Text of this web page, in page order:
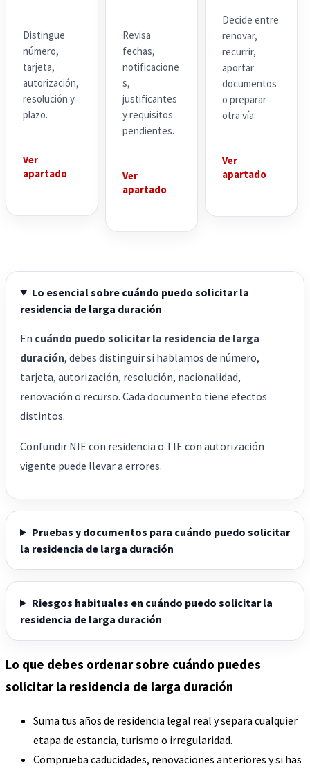
Distingue
número,
tarjeta,
autorización,
resolución y
plazo.
Ver
apartado
Revisa
fechas,
notificacione
s,
justificantes
y requisitos
pendientes.
Ver
apartado
Decide entre
renovar,
recurrir,
aportar
documentos
o preparar
otra vía.
Ver
apartado
Lo esencial sobre cuándo puedo solicitar la
residencia de larga duración
En cuándo puedo solicitar la residencia de larga
duración, debes distinguir si hablamos de número,
tarjeta, autorización, resolución, nacionalidad,
renovación o recurso. Cada documento tiene efectos
distintos.
Confundir NIE con residencia o TIE con autorización
vigente puede llevar a errores.
Pruebas y documentos para cuándo puedo solicitar
la residencia de larga duración
Riesgos habituales en cuándo puedo solicitar la
residencia de larga duración
Lo que debes ordenar sobre cuándo puedes
solicitar la residencia de larga duración
Suma tus años de residencia legal real y separa cualquier
etapa de estancia, turismo o irregularidad.
Comprueba caducidades, renovaciones anteriores y si has